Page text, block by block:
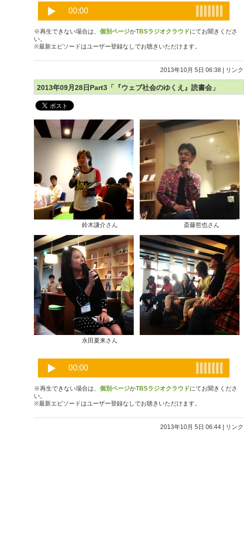
※再生できない場合は、 個別ページかTBSラジオクラウドにてお聞きくださ
い。
※最新エピソードはユーザー登録なしでお聴きいただけます。
2013年10月 5日 06:38 リンク
2013年09月28日Part3「『ウェブ社会のゆくえ』読書会」
鈴木謙介さん 斎藤哲也さん
永田夏来さん
※再生できない場合は、 個別ページかTBSラジオクラウドにてお聞きくださ
い。
※最新エピソードはユーザー登録なしでお聴きいただけます。
2013年10月 5日 06:44 リンク